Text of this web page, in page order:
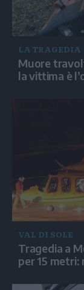
LA TRAGEDIA
Muore
la vittima è
VAL DI SOLE
Tragedia a
per 15 metri: